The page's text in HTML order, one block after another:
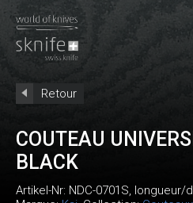
Retour
COUTEAU
BLACK
Artikel-Nr: NDC-0701S, longueur/